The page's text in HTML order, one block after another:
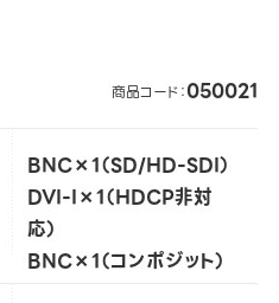
商品コード：050021
BNC×1（SD/HD-SDI）
DVI-I×1（HDCP非対
応）
BNC×1（コンポジット）